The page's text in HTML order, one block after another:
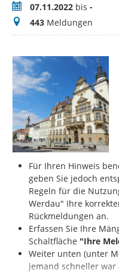
Zeitraum07.11.2022 bis -
Meldungen
443 Meldungen
Für Ihren Hinweis
geben Sie jedoch
Regeln für die
Werdau" Ihre
Rückmeldungen an.
Erfassen Sie Ihre
Schaltfläche "Ihre
Weiter unten (unter
jemand schneller war